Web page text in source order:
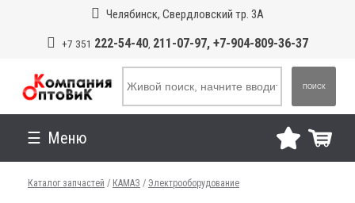
Челябинск, Свердловский тр. 3А
+7 351 222-54-40, 211-07-97, +7-904-809-36-37
ПОИСК
Меню
Каталог запчастей / КАМАЗ / Электрооборудование